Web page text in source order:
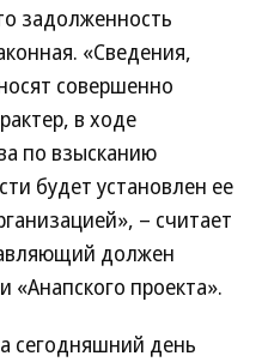
задолженность
«Сведения,
совершенно
в ходе
по взысканию
будет установлен ее
– считает
должен
«Анапского проекта».
сегодняшний день